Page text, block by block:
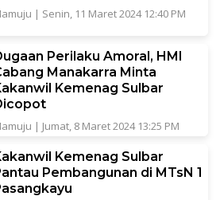
| Senin, 11 Maret 2024 12:40 PM
Perilaku Amoral, HMI
Manakarra Minta
Kemenag Sulbar
| Jumat, 8 Maret 2024 13:25 PM
Kemenag Sulbar
Pembangunan di MTsN 1